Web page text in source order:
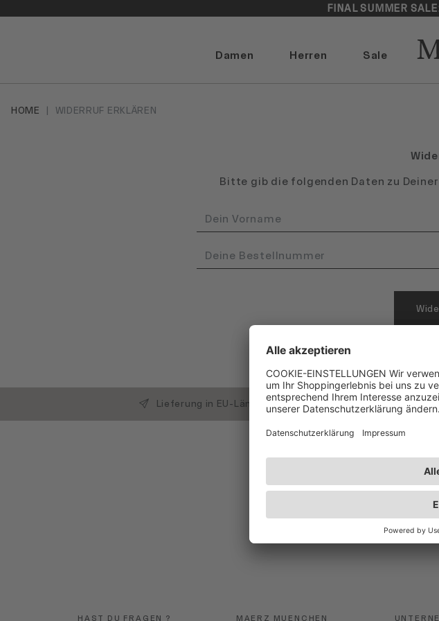
FINAL SUMMER
Damen Herren Sale
HOME WIDERRUF ERKLÄREN
Bitte gib die folgenden Daten zu
Lieferung in EU-Länder Sichere Bezahlung
Get
Spare 10€ bei
HAST DU FRAGEN ? MAERZ MUENCHEN